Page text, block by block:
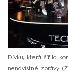
Dívku, která šířila
nenávistné zprávy.